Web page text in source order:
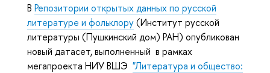
В Репозитории открытых данных по русской
литературе и фольклору(Институт русской
литературы (Пушкинский дом) РАН) опубликован
новый датасет, выполненный в рамках
мегапроекта НИУ ВШЭ "Литература и общество: